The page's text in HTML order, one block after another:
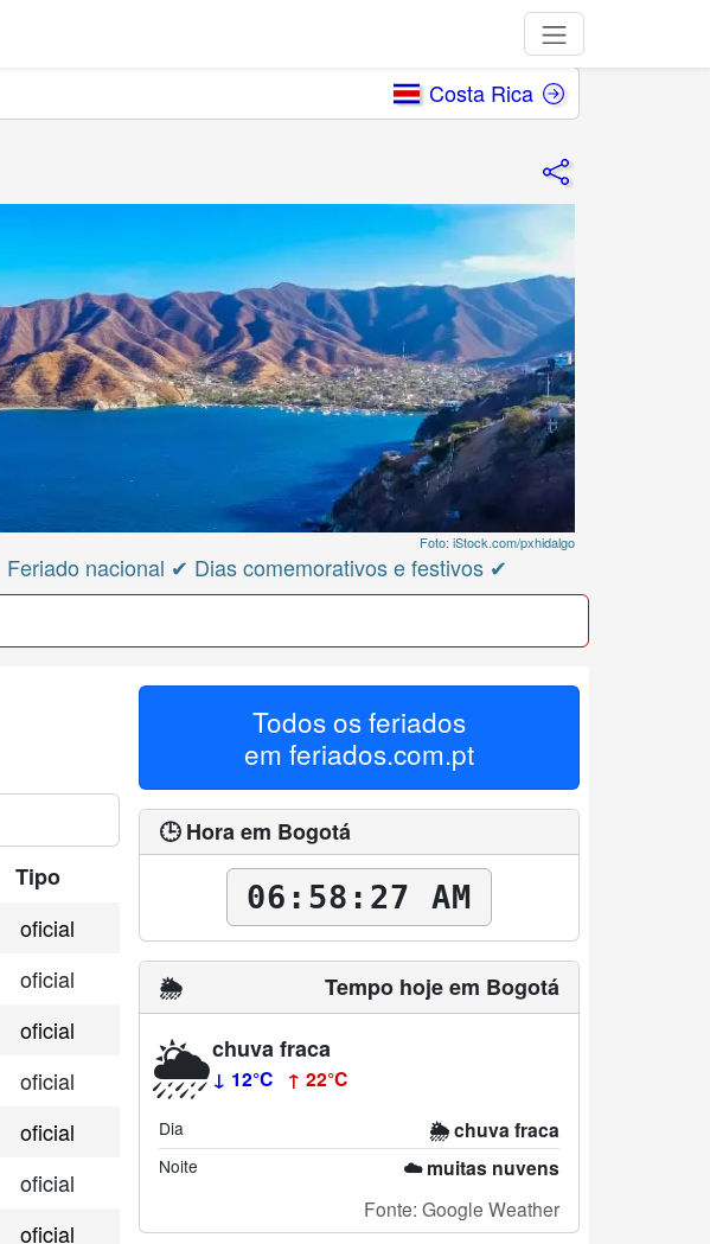
Costa Rica
Foto: iStock.com/pxhidalgo
nacional ✔ Dias comemorativos e festivos ✔
Tipo
oficial
oficial
oficial
oficial
oficial
oficial
oficial
Todos os feriados
em feriados.com.pt
🕒 Hora em Bogotá
06:58:28 AM
🌦️ Tempo hoje em Bogotá
🌦️chuva fraca
↓ 12°C ↑ 22°C
Dia 🌦️ chuva fraca
Noite ☁️ muitas nuvens
Fonte: Google Weather